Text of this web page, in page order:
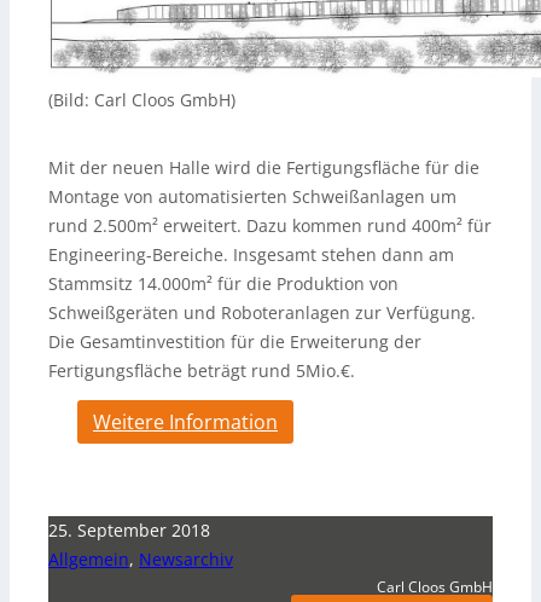
(Bild: Carl Cloos GmbH)
Mit der neuen Halle wird die Fertigungsfläche für die
Montage von automatisierten Schweißanlagen um
rund 2.500m² erweitert. Dazu kommen rund 400m² für
Engineering-Bereiche. Insgesamt stehen dann am
Stammsitz 14.000m² für die Produktion von
Schweißgeräten und Roboteranlagen zur Verfügung.
Die Gesamtinvestition für die Erweiterung der
Fertigungsfläche beträgt rund 5Mio.€.
Weitere Information
25. September 2018
Allgemein, Newsarchiv
Carl Cloos GmbH